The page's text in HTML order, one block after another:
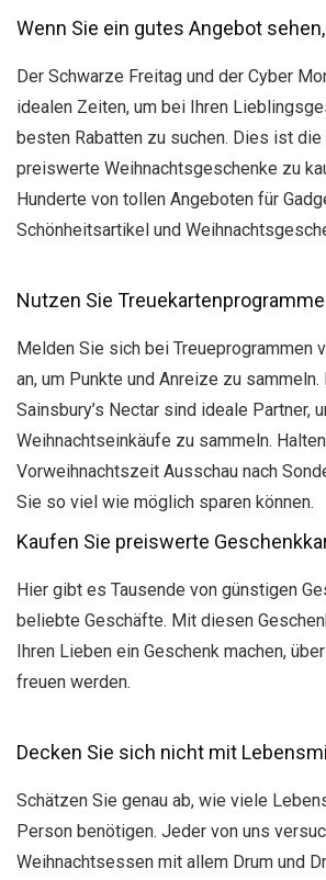
Wenn Sie ein gutes Angebot
Der Schwarze Freitag und der Cyber
idealen Zeiten, um bei Ihren
besten Rabatten zu suchen. Dies ist
preiswerte Weihnachtsgeschenke zu
Hunderte von tollen Angeboten für
Schönheitsartikel und
Nutzen Sie
Melden Sie sich bei Treueprogrammen
an, um Punkte und Anreize zu
Sainsbury’s Nectar sind ideale Partner,
Weihnachtseinkäufe zu sammeln.
Vorweihnachtszeit Ausschau nach
Sie so viel wie möglich sparen können.
Kaufen Sie preiswerte
Hier gibt es Tausende von günstigen
beliebte Geschäfte. Mit diesen
Ihren Lieben ein Geschenk machen,
freuen werden.
Decken Sie sich nicht mit
Schätzen Sie genau ab, wie viele
Person benötigen. Jeder von uns
Weihnachtsessen mit allem Drum und